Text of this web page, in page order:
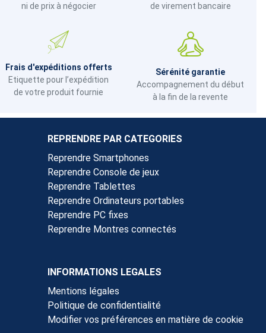
ni de prix à négocier
de virement bancaire
Frais d'expéditions offerts
Etiquette pour l’expédition
de votre produit fournie
Sérénité garantie
Accompagnement du début
à la fin de la revente
REPRENDRE PAR CATEGORIES
Reprendre Smartphones
Reprendre Console de jeux
Reprendre Tablettes
Reprendre Ordinateurs portables
Reprendre PC fixes
Reprendre Montres connectés
INFORMATIONS LEGALES
Mentions légales
Politique de confidentialité
Modifier vos préférences en matière de cookie